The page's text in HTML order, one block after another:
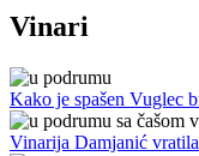
Vinari
Kako je spašen Vuglec
Vinarija Damjanić